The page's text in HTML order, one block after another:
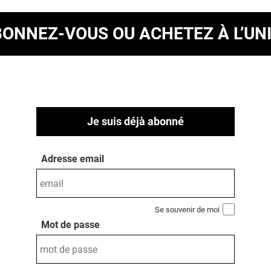
VOUS OU ACHETEZ À
Je suis déjà abonné
Adresse email
Se souvenir de moi
Mot de passe